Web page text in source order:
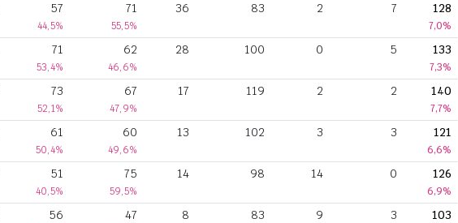
57
44,5%
71
55,5%
36 83 2 7 128
7,0%
71
53,4%
62
46,6%
28 100 0 5 133
7,3%
73
52,1%
67
47,9%
17 119 2 2 140
7,7%
61
50,4%
60
49,6%
13 102 3 3 121
6,6%
51
40,5%
75
59,5%
14 98 14 0 126
6,9%
56 47 8 83 9 3 103